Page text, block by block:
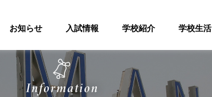
お知らせ 入試情報 学校紹介 学校生活